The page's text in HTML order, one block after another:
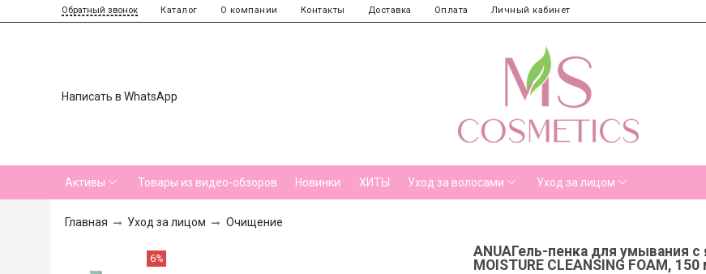
Обратный звонок Каталог О компании Контакты Доставка Оплата Личный кабинет
Написать в WhatsApp
Активы Товары из видео-обзоров Новинки ХИТЫ Уход за волосами Уход за лицом
Главная Уход за лицом Очищение
6%
ANUAГель-пенка для умывания с
MOISTURE CLEANSING FOAM, 150